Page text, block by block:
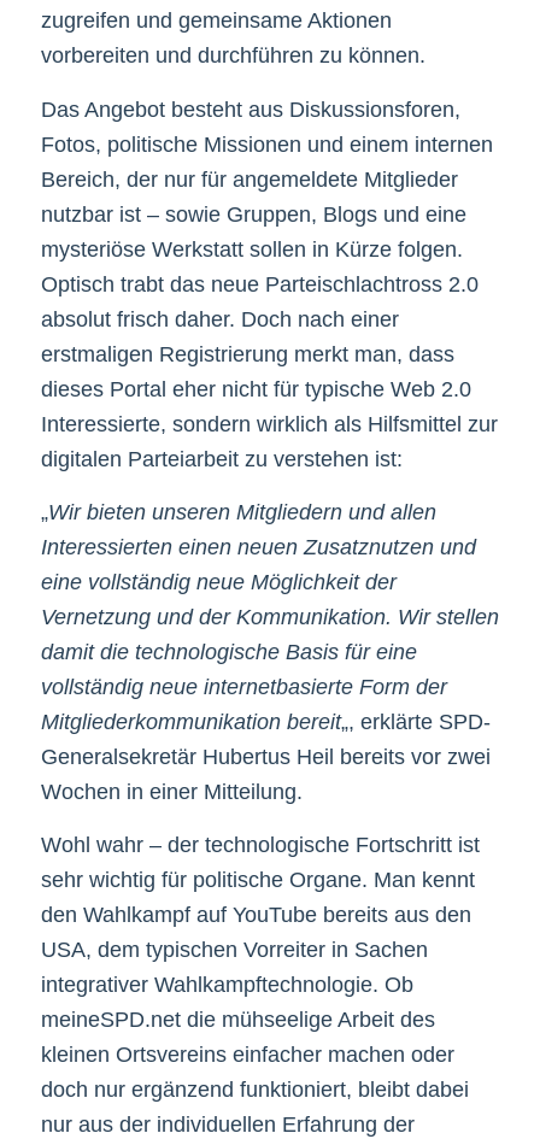
zugreifen und gemeinsame Aktionen
vorbereiten und durchführen zu können.
Das Angebot besteht aus Diskussionsforen,
Fotos, politische Missionen und einem internen
Bereich, der nur für angemeldete Mitglieder
nutzbar ist – sowie Gruppen, Blogs und eine
mysteriöse Werkstatt sollen in Kürze folgen.
Optisch trabt das neue Parteischlachtross 2.0
absolut frisch daher. Doch nach einer
erstmaligen Registrierung merkt man, dass
dieses Portal eher nicht für typische Web 2.0
Interessierte, sondern wirklich als Hilfsmittel zur
digitalen Parteiarbeit zu verstehen ist:
„Wir bieten unseren Mitgliedern und allen
Interessierten einen neuen Zusatznutzen und
eine vollständig neue Möglichkeit der
Vernetzung und der Kommunikation. Wir stellen
damit die technologische Basis für eine
vollständig neue internetbasierte Form der
Mitgliederkommunikation bereit„, erklärte SPD-
Generalsekretär Hubertus Heil bereits vor zwei
Wochen in einer Mitteilung.
Wohl wahr – der technologische Fortschritt ist
sehr wichtig für politische Organe. Man kennt
den Wahlkampf auf YouTube bereits aus den
USA, dem typischen Vorreiter in Sachen
integrativer Wahlkampftechnologie. Ob
meineSPD.net die mühseelige Arbeit des
kleinen Ortsvereins einfacher machen oder
doch nur ergänzend funktioniert, bleibt dabei
nur aus der individuellen Erfahrung der